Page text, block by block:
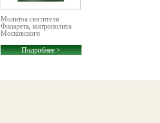
Молитва святителя
Филарета, митрополита
Московского
Подробнее >